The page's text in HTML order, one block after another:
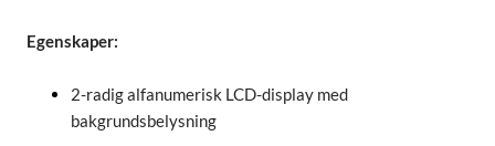
Egenskaper:
2-radig alfanumerisk LCD-display med
bakgrundsbelysning